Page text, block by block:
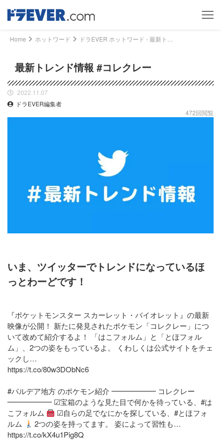
Home ホットワード
最新トレンド情報 #コレクレー
2022.11.07
ドラEVER編集者
472回閲覧
いま、ツイッターでトレンドになっているほ
っとわーどです！
『ポケットモンスター スカーレット・バイオレット』の最新
映像が公開！ 新たに発見されたポケモン「コレクレー」につ
いて改めて紹介するよ！ 「はこフォルム」と「とほフォル
ム」、2つの姿をもっているよ。 くわしくは公式サイトをチェ
ックし…
https://t.co/80w3DObNc6
#パルデア地方 のポケモン紹介 ━━━━━━ コレクレー
━━━━━━ ☑宝箱のような見た目で何かを待っている、#は
こフォルム
☑自らの足でなにかを探している、#とほフォ
ルム
2つの姿を持ってます。 姿によって習性も…
https://t.co/kX4u1Pig8Q